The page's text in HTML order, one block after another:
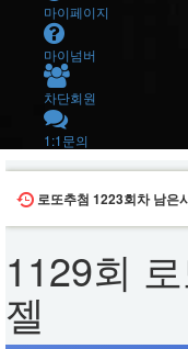
마이페이지
마이넘버
차단회원
1:1문의
로또추첨 1223회차남은
1129회
젤